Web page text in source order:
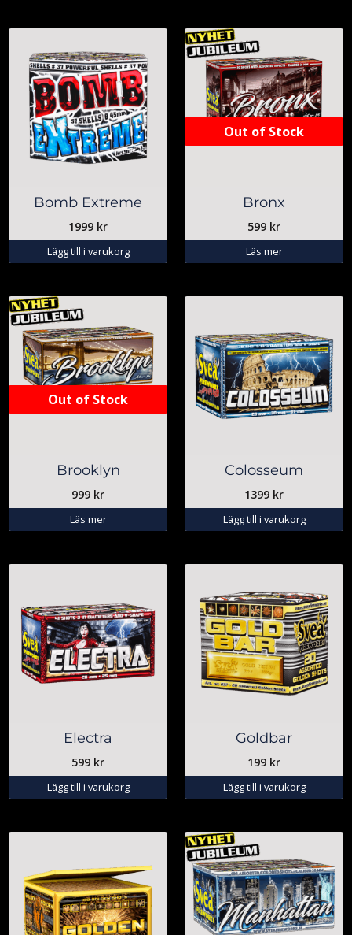
Bomb Extreme
1999 kr
Lägg till i varukorg
Out of Stock
Bronx
599 kr
Läs mer
Out of Stock
Brooklyn
999 kr
Läs mer
Colosseum
1399 kr
Lägg till i varukorg
Electra
599 kr
Lägg till i varukorg
Goldbar
199 kr
Lägg till i varukorg